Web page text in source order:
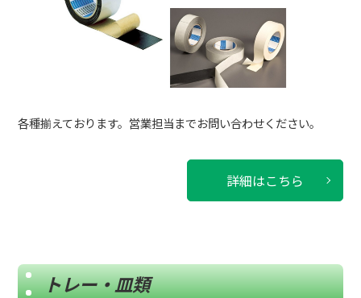
各種揃えております。営業担当までお問い合わせください。
詳細はこちら
トレー・皿類